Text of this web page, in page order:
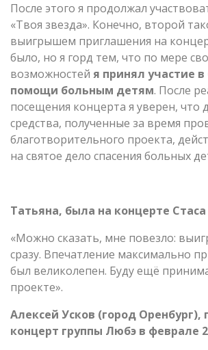
После этого я продолжал
«Твоя звезда». Конечно, второй
выигрышем приглашения на
было, но я горд тем, что по мере
возможностей я принял участие
помощи больным детям. После
посещения концерта я уверен, что
средства, полученные за время
благотворительного проекта,
на святое дело спасения больных
Татьяна, была на концерте
«Можно сказать, мне повезло:
сразу. Впечатление максимально
был великолепен. Буду ещё
проекте».
Алексей Усков (город Оренбург),
концерт группы Любэ в феврале